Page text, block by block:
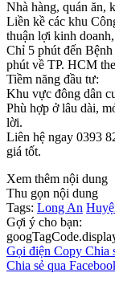
Nhà hàng, quán ăn,
Liền kề các khu
thuận lợi kinh
Chỉ 5 phút đến
phút về TP. HCM
Tiềm năng đầu tư:
Khu vực đông dân
Phù hợp ở lâu dài,
lời.
Liên hệ ngay 0393
giá tốt.
Xem thêm nội dung
Thu gọn nội dung
Tags: Long An
Gợi ý cho bạn:
Gọi điện Copy Chia
Chia sẻ qua